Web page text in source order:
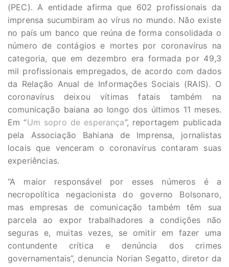
(PEC). A entidade afirma que 602 profissionais da
imprensa sucumbiram ao vírus no mundo. Não existe
no país um banco que reúna de forma consolidada o
número de contágios e mortes por coronavírus na
categoria, que em dezembro era formada por 49,3
mil profissionais empregados, de acordo com dados
da Relação Anual de Informações Sociais (RAIS). O
coronavírus deixou vítimas fatais também na
comunicação baiana ao longo dos últimos 11 meses.
Em “Um sopro de esperança”, reportagem publicada
pela Associação Bahiana de Imprensa, jornalistas
locais que venceram o coronavírus contaram suas
experiências.
“A maior responsável por esses números é a
necropolítica negacionista do governo Bolsonaro,
mas empresas de comunicação também têm sua
parcela ao expor trabalhadores a condições não
seguras e, muitas vezes, se omitir em fazer uma
contundente crítica e denúncia dos crimes
governamentais”, denuncia Norian Segatto, diretor da